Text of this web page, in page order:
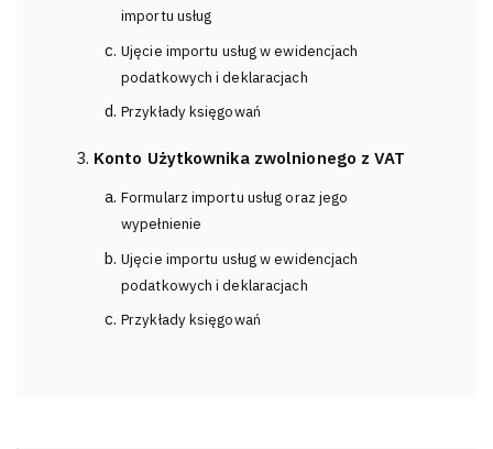
importu usług
Ujęcie importu usług w ewidencjach
podatkowych i deklaracjach
Przykłady księgowań
Konto Użytkownika zwolnionego z VAT
Formularz importu usług oraz jego
wypełnienie
Ujęcie importu usług w ewidencjach
podatkowych i deklaracjach
Przykłady księgowań